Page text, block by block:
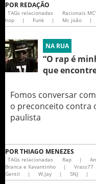
POR REDAÇÃO
TAGs relacionadas Racionais
hop
| Funk | Mc joão |
NA RUA
“O rap é
que
Fomos conversar
o preconceito contra
paulista
PORTHIAGO MENEZES
TAGs relacionadas Rap |
Branca e Xavantinho
| Vrass77
Gentil
| W.Jay | SNJ |